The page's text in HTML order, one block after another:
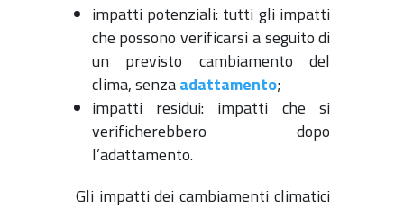
impatti potenziali: tutti gli impatti
che possono verificarsi a seguito di
un previsto cambiamento del
clima, senzaadattamento;
impatti residui: impatti che si
verificherebbero dopo
l’adattamento.
Gli impatti dei cambiamenti climatici